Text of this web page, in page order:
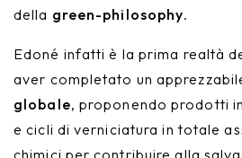
della green-philosophy.
Edoné infatti è la prima realtà
aver completato un
globale, proponendo prodotti
e cicli di verniciatura in totale
chimici per contribuire alla